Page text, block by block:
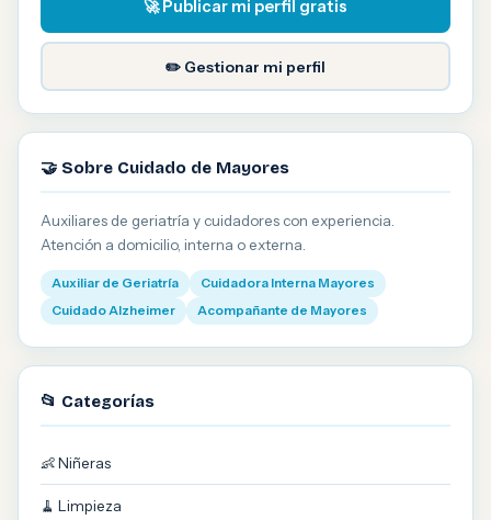
🚀 Publicar mi perfil gratis
✏️ Gestionar mi perfil
🤝 Sobre Cuidado de Mayores
Auxiliares de geriatría y cuidadores con experiencia.
Atención a domicilio, interna o externa.
Auxiliar de Geriatría
Cuidadora Interna Mayores
Cuidado Alzheimer
Acompañante de Mayores
📂 Categorías
👶 Niñeras
🧹 Limpieza